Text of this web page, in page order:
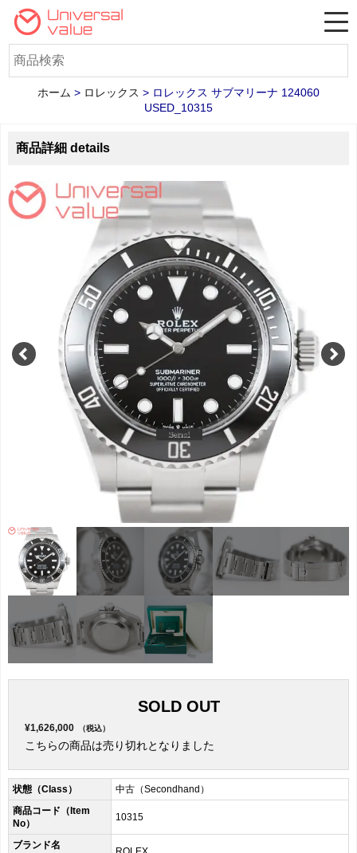
ホーム > ロレックス > ロレックス サブマリーナ 124060
USED_10315
商品詳細 details
SOLD OUT
¥1,626,000 （税込）
こちらの商品は売り切れとなりました
状態（Class）
中古（Secondhand）
商品コード（Item
No）
10315
ブランド名